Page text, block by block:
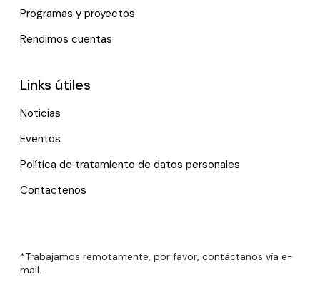
Programas y proyectos
Rendimos cuentas
Links útiles
Noticias
Eventos
Política de tratamiento de datos personales
Contactenos
*Trabajamos remotamente, por favor, contáctanos vía e-
mail.